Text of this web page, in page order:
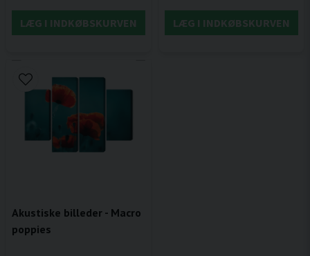
LÆG I INDKØBSKURVEN LÆG I INDKØBSKURVEN
Akustiske billeder - Macro
poppies